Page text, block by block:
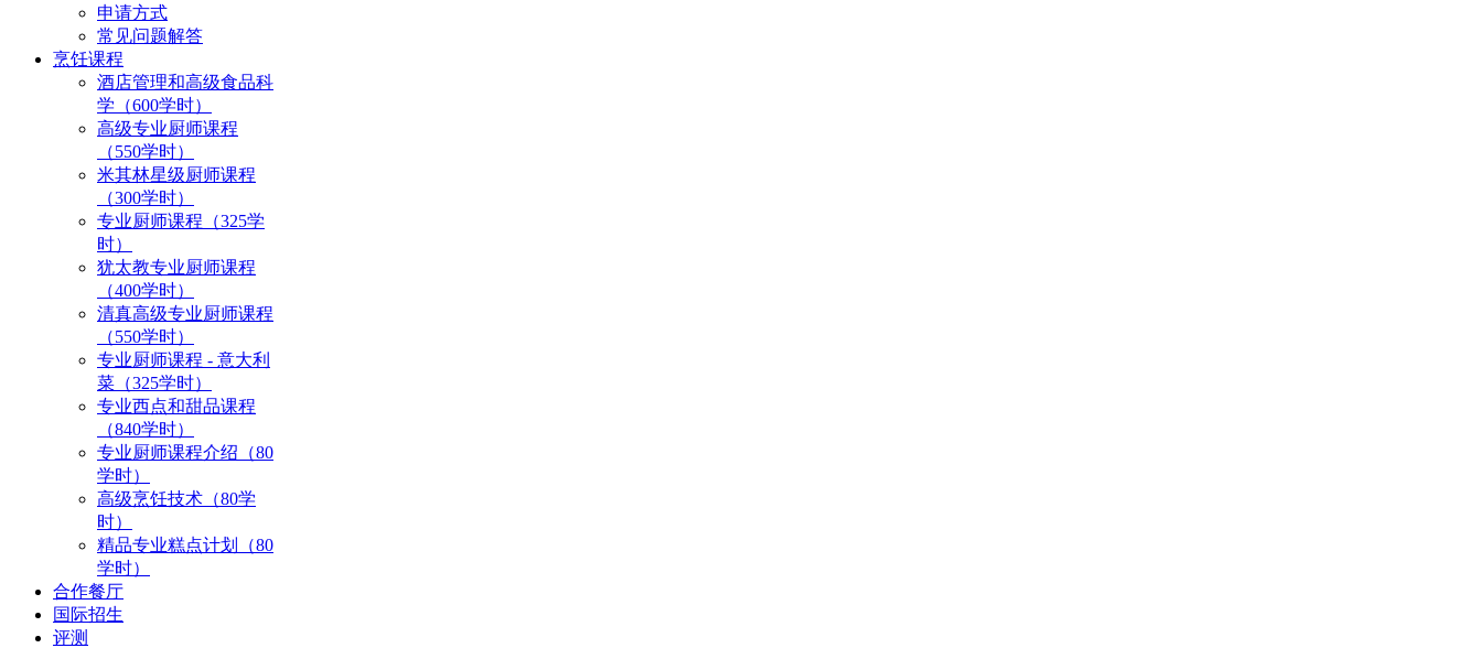
申请方式
常见问题解答
烹饪课程
酒店管理和高级食品科
学（600学时）
高级专业厨师课程
（550学时）
米其林星级厨师课程
（300学时）
专业厨师课程（325学
时）
犹太教专业厨师课程
（400学时）
清真高级专业厨师课程
（550学时）
专业厨师课程 - 意大利
菜（325学时）
专业西点和甜品课程
（840学时）
专业厨师课程介绍（80
学时）
高级烹饪技术（80学
时）
精品专业糕点计划（80
学时）
合作餐厅
国际招生
评测